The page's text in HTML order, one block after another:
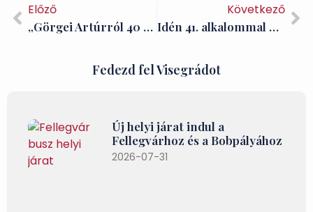
Előző
„Görgei Artúrról 40 év után újra Visegrádon” Történettudományi konferencia Visegrádon
Következő
Idén 41. alkalommal gyűlnek össze a lovagok a Visegrádi Nemzetközi Palotajátékokon
Fedezd fel Visegrádot
Új helyi járat indul a
Fellegvárhoz és a Bobpályához
2026-07-31